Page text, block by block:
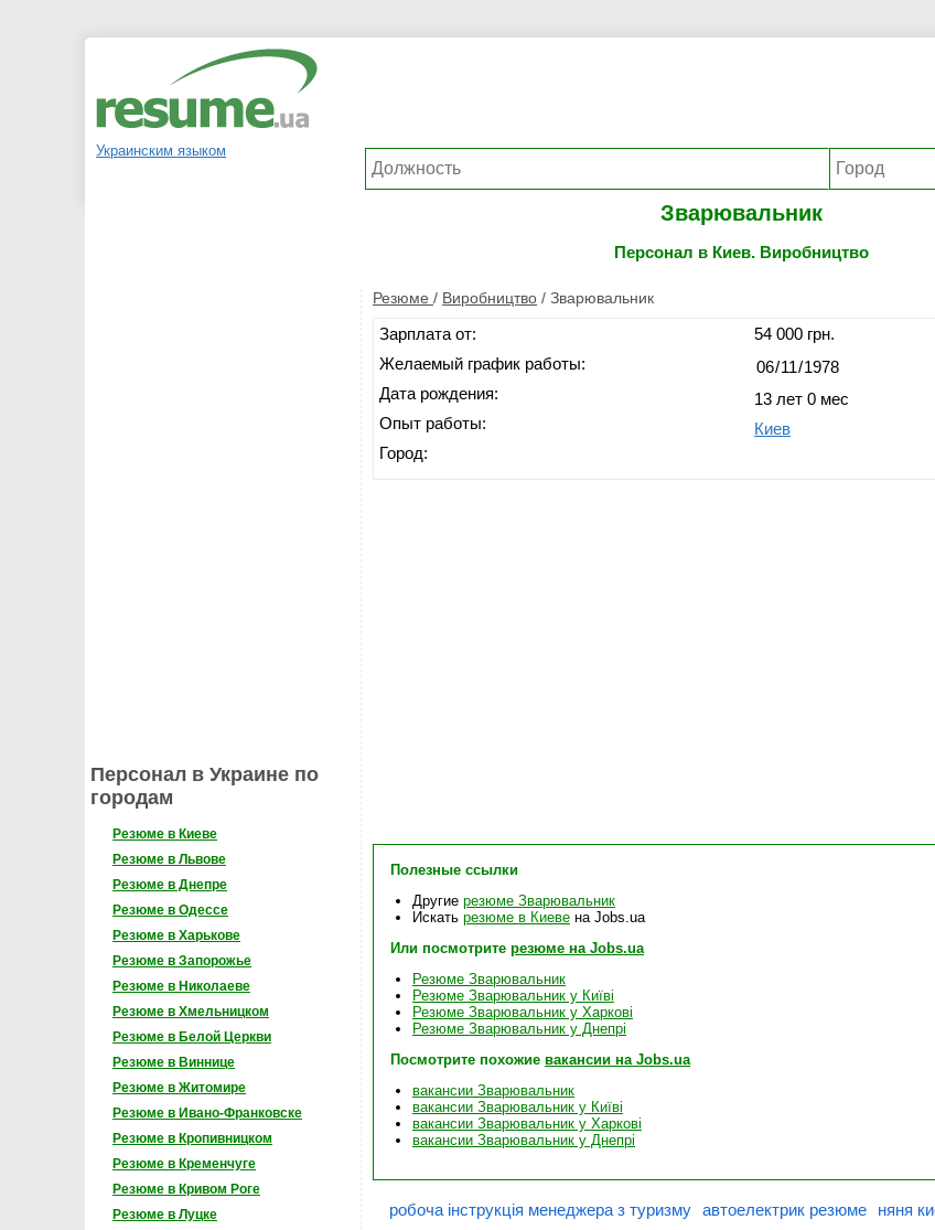
Украинским языком
Зварювальник
Персонал в Киев. Виробництво
Персонал в Украине по
городам
Резюме в Киеве
Резюме в Львове
Резюме в Днепре
Резюме в Одессе
Резюме в Харькове
Резюме в Запорожье
Резюме в Николаеве
Резюме в Хмельницком
Резюме в Белой Церкви
Резюме в Виннице
Резюме в Житомире
Резюме в Ивано-Франковске
Резюме в Кропивницком
Резюме в Кременчуге
Резюме в Кривом Роге
Резюме в Луцке
Резюме / Виробництво / Зварювальник
Зарплата от:
Желаемый график работы:
Дата рождения:
Опыт работы:
Город:
54 000 грн.
13 лет 0 мес
Киев
Полезные ссылки
Другие резюме Зварювальник
Искать резюме в Киеве на Jobs.ua
Или посмотрите резюме на Jobs.ua
Резюме Зварювальник
Резюме Зварювальник у Київі
Резюме Зварювальник у Харкові
Резюме Зварювальник у Днепрі
Посмотрите похожие вакансии на Jobs.ua
вакансии Зварювальник
вакансии Зварювальник у Київі
вакансии Зварювальник у Харкові
вакансии Зварювальник у Днепрі
робоча інструкція менеджера з туризму автоелектрик резюме няня